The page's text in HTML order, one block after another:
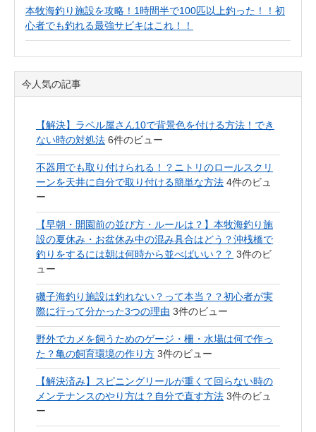
本牧海釣り施設を攻略！1時間半で100匹以上釣った！！初
心者でも釣れる最強サビキはこれ！！
今人気の記事
【解決】ラベル屋さん10で背景色を付ける方法！でき
ない時の対処法 6件のビュー
不器用でも取り付けられる！？ニトリのロールスクリ
ーンを天井に自分で取り付ける簡単な方法 4件のビュ
ー
【早朝・開園前の並び方・ルールは？】本牧海釣り施
設の夏休み・お盆休み中の混み具合はどう？沖桟橋で
釣りをするには朝は何時から並べばいい？？ 3件のビ
ュー
磯子海釣り施設は釣れない？って本当？？初心者が実
際に行って分かった3つの理由 3件のビュー
野外でカメを飼うためのゲージ・柵・水場は何で作っ
た？亀の飼育環境の作り方 3件のビュー
【解決済み】スピニングリールが重くて回らない時の
メンテナンスのやり方は？自分で直す方法 3件のビュ
ー